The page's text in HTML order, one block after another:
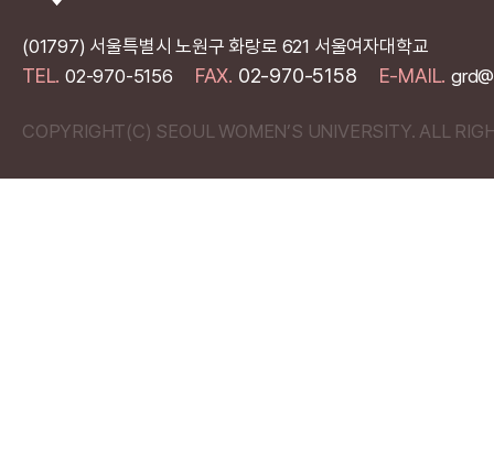
(01797) 서울특별시 노원구 화랑로 621 서울여자대학교
TEL. 02-970-5156 FAX. 02-970-5158 E-MAIL.
COPYRIGHT(C) SEOUL WOMEN’S UNIVERSITY. ALL